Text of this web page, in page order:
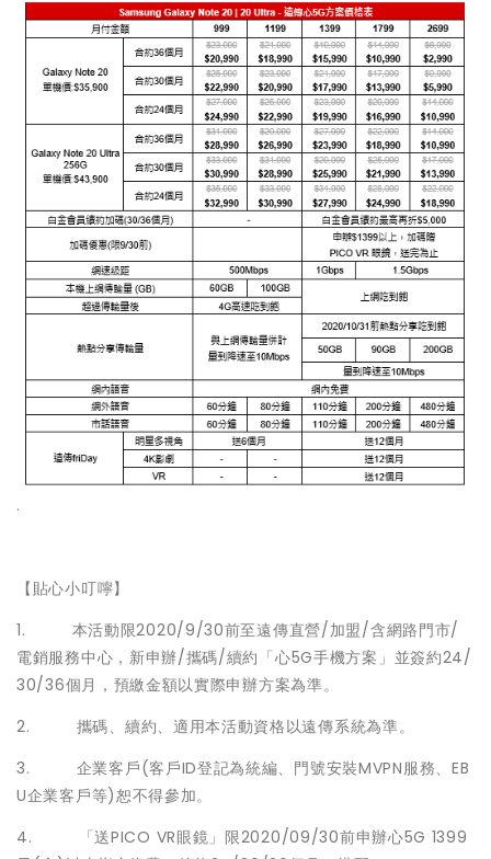
.
【貼心小叮嚀】
1. 本活動限2020/9/30前至遠傳直營/加盟/含網路門市/
電銷服務中心，新申辦/攜碼/續約「心5G手機方案」並簽約24/
30/36個月，預繳金額以實際申辦方案為準。
2. 攜碼、續約、適用本活動資格以遠傳系統為準。
3. 企業客戶(客戶ID登記為統編、門號安裝MVPN服務、EB
U企業客戶等)恕不得參加。
4. 「送PICO VR眼鏡」限2020/09/30前申辦心5G 1399